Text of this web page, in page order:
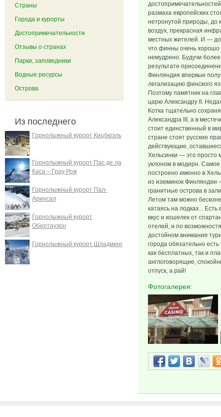
размаха европейских
нетронутой природы, до
воздух, прекрасная
местных жителей. И —
что финны очень хорошо
немудрено. Будучи
результате
Финляндия впервые
легализацию финского
Поэтому памятник на
царю Александру II.
Котка тщательно
Александра III, а в
стоит единственный в
стране стоят русские
действующие,
Хельсинки — это просто
уклоном в модерн. Самое
построено именно в
из изюминок Финляндии
гранитные острова в
Летом там можно
катаясь на лодках...
вкус и кошелек от
отелей, и по
достойном внимания
города обязательно
как бесплатных, так и
англоговорящие,
отпуск, а рай!
Фотогалерея:
Страны
Города и курорты
Достопримечательности
Отзывы о странах
Парки, заповедники
Водные ресурсы
Острова
Из последнего
Горнолыжный курорт Кицбюэль
Горнолыжный курорт Пас де ла
Каса – Грау Рож
Горнолыжный курорт Пал-
Аринсал
Горнолыжный курорт
Обертауэрн
Горнолыжный курорт Шладминг